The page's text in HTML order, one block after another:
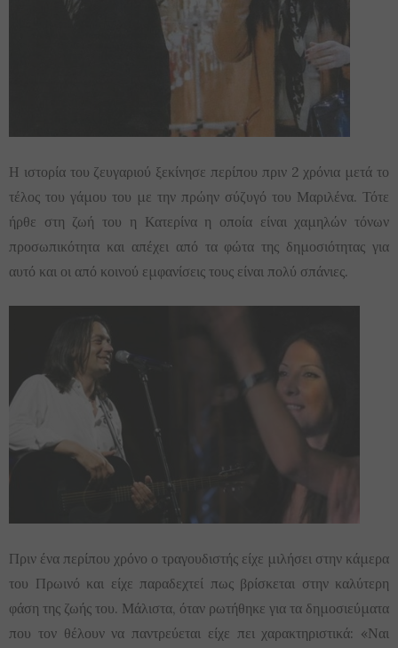
Η ιστορία του ζευγαριού ξεκίνησε περίπου πριν 2 χρόνια μετά το
τέλος του γάμου του με την πρώην σύζυγό του Μαριλένα. Τότε
ήρθε στη ζωή του η Κατερίνα η οποία είναι χαμηλών τόνων
προσωπικότητα και απέχει από τα φώτα της δημοσιότητας για
αυτό και οι από κοινού εμφανίσεις τους είναι πολύ σπάνιες.
Πριν ένα περίπου χρόνο ο τραγουδιστής είχε μιλήσει στην κάμερα
του Πρωινό και είχε παραδεχτεί πως βρίσκεται στην καλύτερη
φάση της ζωής του. Μάλιστα, όταν ρωτήθηκε για τα δημοσιεύματα
που τον θέλουν να παντρεύεται είχε πει χαρακτηριστικά: «Ναι